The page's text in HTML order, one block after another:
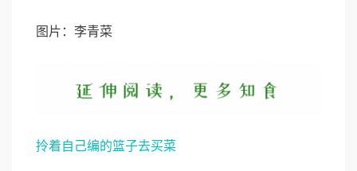
图片：李青菜
拎着自己编的篮子去买菜